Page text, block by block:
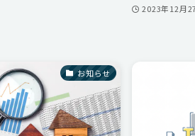
2023年12月
お知らせ